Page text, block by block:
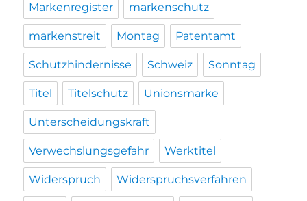
Markenregister markenschutz
markenstreit Montag Patentamt
Schutzhindernisse Schweiz Sonntag
Titel Titelschutz Unionsmarke
Unterscheidungskraft
Verwechslungsgefahr Werktitel
Widerspruch Widerspruchsverfahren